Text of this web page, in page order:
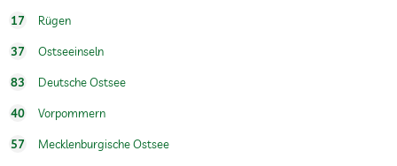
Sauna im Außenbereich
17 Rügen
37 Ostseeinseln
83 Deutsche Ostsee
40 Vorpommern
57 Mecklenburgische Ostsee